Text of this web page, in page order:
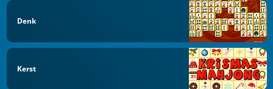
Denk
Kerst